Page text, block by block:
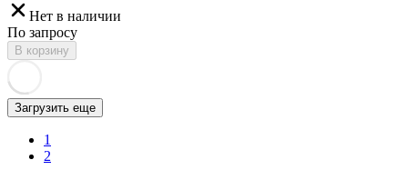
Нет в наличии
По запросу
В корзину
Загрузить еще
1
2